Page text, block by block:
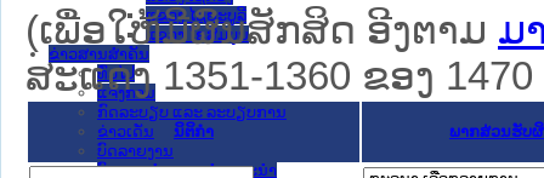
ແຂວງ ໄຊຍະບູລີ
ແຂວງ ໄຊສົມບູນ
ຂ່າວສານສໍາຄັນ
​ທົ່ວ​ໄປ
ແຈ້ງການ
ກົດລະບຽບ ແລະ ລະບຽບການ
ຂ່າວເດັ່ນ
ບົດລາຍງານ
ບົດແນະນໍາ ແລະ ຄໍາແນະນໍາ
(ເພື່ອໃຫ້ມີຜົນສັກສິດ ອີງຕາມ ມ
ສະແດງ 1351-1360 ຂອງ
ນິຕິກໍາ ພາກສ່ວນຮັບ